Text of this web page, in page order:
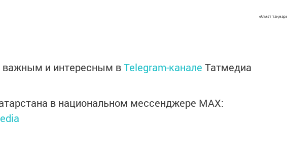
Әлмәт
и интересным вTelegram-канале Татмедиа
в национальном мессенджере MАХ: